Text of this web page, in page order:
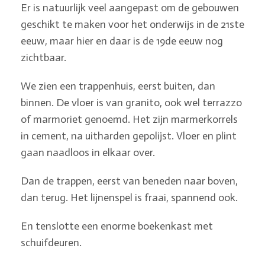
Er is natuurlijk veel aangepast om de gebouwen
geschikt te maken voor het onderwijs in de 21ste
eeuw, maar hier en daar is de 19de eeuw nog
zichtbaar.
We zien een trappenhuis, eerst buiten, dan
binnen. De vloer is van granito, ook wel terrazzo
of marmoriet genoemd. Het zijn marmerkorrels
in cement, na uitharden gepolijst. Vloer en plint
gaan naadloos in elkaar over.
Dan de trappen, eerst van beneden naar boven,
dan terug. Het lijnenspel is fraai, spannend ook.
En tenslotte een enorme boekenkast met
schuifdeuren.